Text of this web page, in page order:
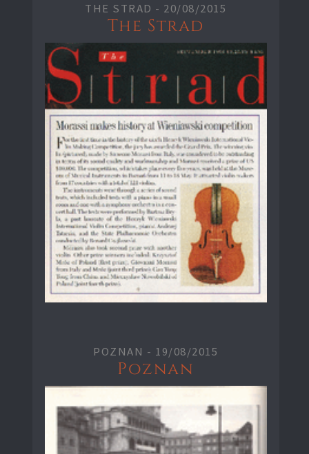
THE STRAD - 20/08/2015
The Strad
POZNAN - 19/08/2015
Poznan